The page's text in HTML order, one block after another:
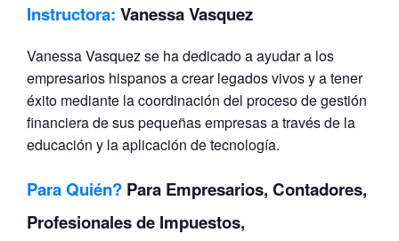
Instructora: Vanessa Vasquez
Vanessa Vasquez se ha dedicado a ayudar a los
empresarios hispanos a crear legados vivos y a tener
éxito mediante la coordinación del proceso de gestión
financiera de sus pequeñas empresas a través de la
educación y la aplicación de tecnología.
Para Quién? Para Empresarios, Contadores,
Profesionales de Impuestos,